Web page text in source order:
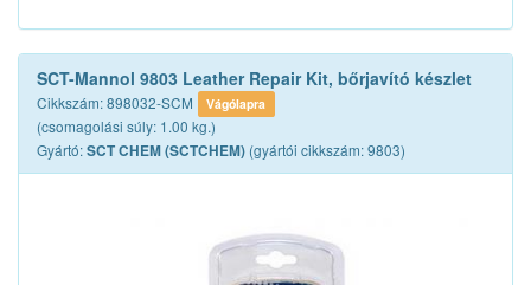
SCT-Mannol 9803 Leather Repair Kit, bőrjavító készlet
Cikkszám: 898032-SCM Vágólapra
(csomagolási súly: 1.00 kg.)
Gyártó:SCT CHEM (SCTCHEM) (gyártói cikkszám: 9803)